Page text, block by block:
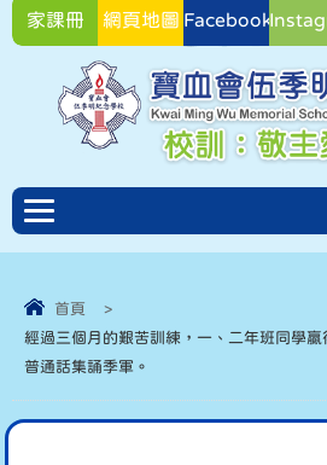
家課冊 網頁地圖 Facebook
首頁
>
經過三個月的艱苦訓練，一、二年班同學贏
普通話集誦季軍。